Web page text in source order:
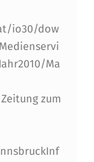
io30/dow
Ma
zum